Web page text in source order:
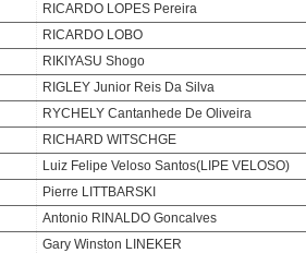
RICARDO LOPES Pereira
RICARDO LOBO
RIKIYASU Shogo
RIGLEY Junior Reis Da Silva
RYCHELY Cantanhede De Oliveira
RICHARD WITSCHGE
Luiz Felipe Veloso Santos(LIPE VELOSO)
Pierre LITTBARSKI
Antonio RINALDO Goncalves
Gary Winston LINEKER